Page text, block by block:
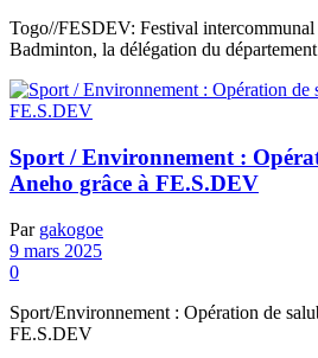
Togo//FESDEV: Festival
Badminton, la délégation du
Sport / Environnement :
Aneho grâce à FE.S.DEV
Par gakogoe
9 mars 2025
0
Sport/Environnement : Opération de
FE.S.DEV